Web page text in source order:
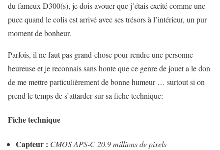
du fameux D300(s), je dois avouer que j’étais excité comme une
puce quand le colis est arrivé avec ses trésors à l’intérieur, un pur
moment de bonheur.
Parfois, il ne faut pas grand-chose pour rendre une personne
heureuse et je reconnais sans honte que ce genre de jouet a le don
de me mettre particulièrement de bonne humeur … surtout si on
prend le temps de s’attarder sur sa fiche technique:
Fiche technique
Capteur : CMOS APS-C 20.9 millions de pixels